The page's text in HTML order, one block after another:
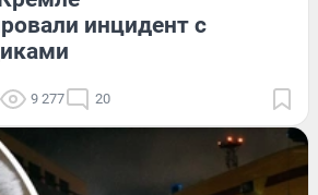
инцидент с
9 277 20